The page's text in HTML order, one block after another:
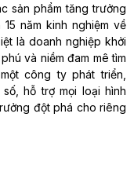
sản phẩm tăng trưởng
năm kinh nghiệm về
là doanh nghiệp khởi
và niềm đam mê tìm
công ty phát triển,
hỗ trợ mọi loại hình
đột phá cho riêng